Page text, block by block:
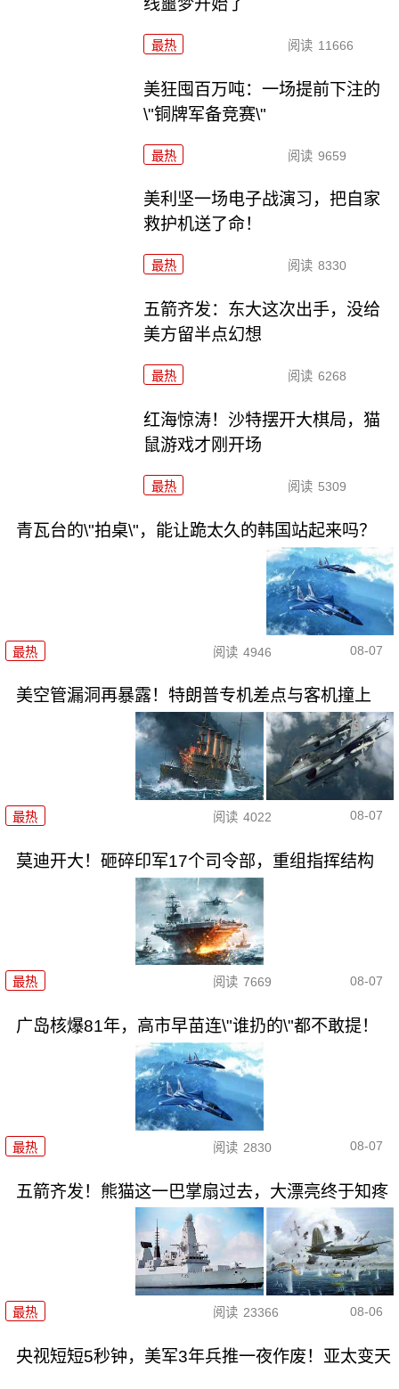
线噩梦开始了
最热 阅读 11666
美狂囤百万吨：一场提前下注的
\"铜牌军备竞赛\"
最热 阅读 9659
美利坚一场电子战演习，把自家
救护机送了命！
最热 阅读 8330
五箭齐发：东大这次出手，没给
美方留半点幻想
最热 阅读 6268
红海惊涛！沙特摆开大棋局，猫
鼠游戏才刚开场
最热 阅读 5309
青瓦台的\"拍桌\"，能让跪太久的韩国站起来吗？
最热 阅读 4946 08-07
美空管漏洞再暴露！特朗普专机差点与客机撞上
最热 阅读 4022 08-07
莫迪开大！砸碎印军17个司令部，重组指挥结构
最热 阅读 7669 08-07
广岛核爆81年，高市早苗连\"谁扔的\"都不敢提！
最热 阅读 2830 08-07
五箭齐发！熊猫这一巴掌扇过去，大漂亮终于知疼
最热 阅读 23366 08-06
央视短短5秒钟，美军3年兵推一夜作废！亚太变天